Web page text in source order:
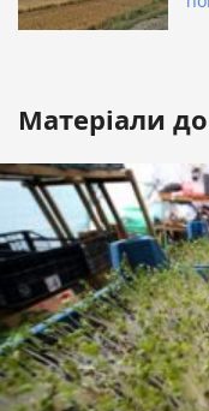
Матеріали